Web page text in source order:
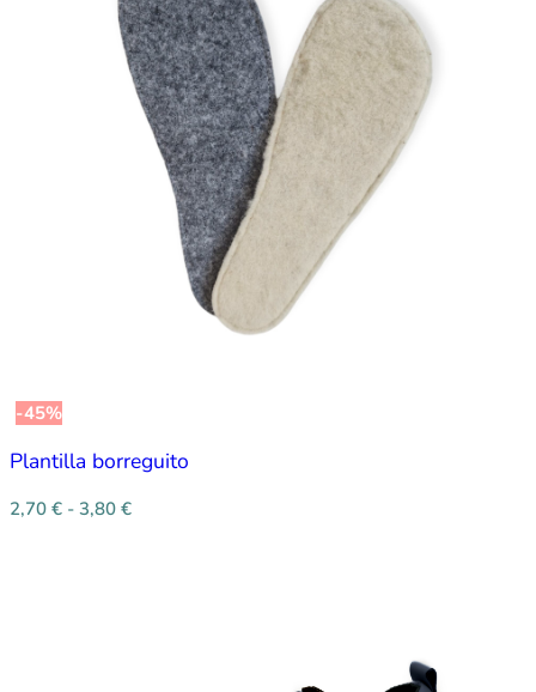
-45%
Plantilla borreguito
2,70 € - 3,80 €